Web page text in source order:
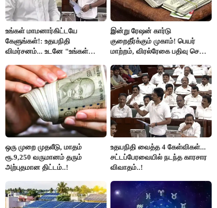
உங்கள் மாமனார்கிட்டயே
கேளுங்கள்!: உதயநிதி
விமர்சனம்... உடனே "உங்கள்
ஆதவ் அர்ஜுனா பதிலடி!
இன்று ரேஷன் கார்டு
குறைதீர்க்கும் முகாம்! பெயர்
மாற்றம், விரல்ரேகை பதிவு செய்ய
ஒரு முறை முதலீடு, மாதம்
ரூ.9,250 வருமானம் தரும்
அற்புதமான திட்டம்..!
உதயநிதி வைத்த 4 கேள்விகள்...
சட்டப்பேரவையில் நடந்த காரசார
விவாதம்..!